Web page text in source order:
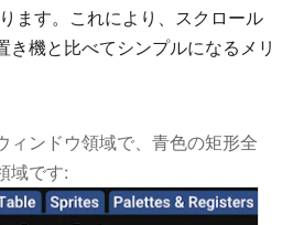
ます。これにより、スクロール
き機と比べてシンプルになるメリ
ィンドウ領域で、青色の矩形全
域です: